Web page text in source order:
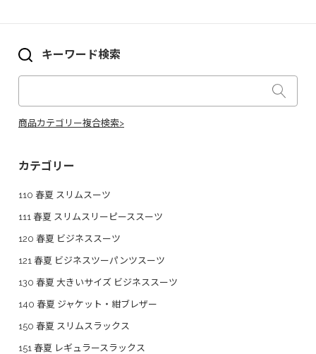
キーワード検索
商品カテゴリー複合検索>
カテゴリー
110 春夏 スリムスーツ
111 春夏 スリムスリーピーススーツ
120 春夏 ビジネススーツ
121 春夏 ビジネスツーパンツスーツ
130 春夏 大きいサイズ ビジネススーツ
140 春夏 ジャケット・紺ブレザー
150 春夏 スリムスラックス
151 春夏 レギュラースラックス